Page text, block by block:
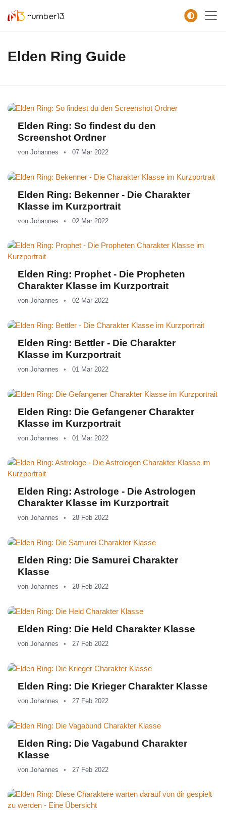
Elden Ring Guide
Elden Ring: So findest du den
Screenshot Ordner
von Johannes 07 Mar 2022
Elden Ring: Bekenner - Die Charakter
Klasse im Kurzportrait
von Johannes 02 Mar 2022
Elden Ring: Prophet - Die Propheten
Charakter Klasse im Kurzportrait
von Johannes 02 Mar 2022
Elden Ring: Bettler - Die Charakter
Klasse im Kurzportrait
von Johannes 01 Mar 2022
Elden Ring: Die Gefangener Charakter
Klasse im Kurzportrait
von Johannes 01 Mar 2022
Elden Ring: Astrologe - Die Astrologen
Charakter Klasse im Kurzportrait
von Johannes 28 Feb 2022
Elden Ring: Die Samurei Charakter
Klasse
von Johannes 28 Feb 2022
Elden Ring: Die Held Charakter Klasse
von Johannes 27 Feb 2022
Elden Ring: Die Krieger Charakter Klasse
von Johannes 27 Feb 2022
Elden Ring: Die Vagabund Charakter
Klasse
von Johannes 27 Feb 2022